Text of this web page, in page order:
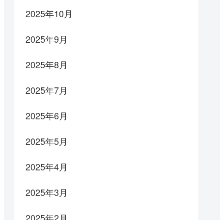
2025年10月
2025年9月
2025年8月
2025年7月
2025年6月
2025年5月
2025年4月
2025年3月